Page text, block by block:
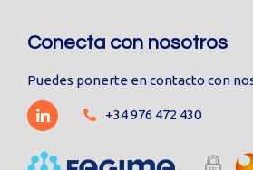
Conecta con nosotros
Puedes ponerte en contacto con
+34 976 472 430